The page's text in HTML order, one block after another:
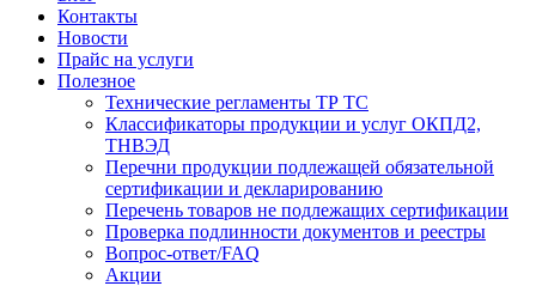
Контакты
Новости
Прайс на услуги
Полезное
Технические регламенты ТР ТС
Классификаторы продукции и услуг ОКПД2,
ТНВЭД
Перечни продукции подлежащей обязательной
сертификации и декларированию
Перечень товаров не подлежащих сертификации
Проверка подлинности документов и реестры
Вопрос-ответ/FAQ
Акции